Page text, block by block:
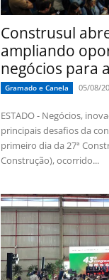
Construsul
ampliando
negócios para
Gramado e Canela 05/08/
ESTADO - Negócios,
principais desafios da
primeiro dia da 27ª
Construção), ocorrido...